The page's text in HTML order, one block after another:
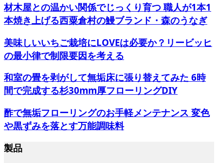
材木屋との温かい関係でじっくり育つ 職人が1本1
本焼き上げる西粟倉村の鰻ブランド・森のうなぎ
美味しいいちご栽培にLOVEは必要か？リービッヒ
の最小律で制限要因を考える
和室の畳を剥がして無垢床に張り替えてみた 6時
間で完成する杉30mm厚フローリングDIY
酢で無垢フローリングのお手軽メンテナンス 変色
や黒ずみを落とす万能調味料
製品